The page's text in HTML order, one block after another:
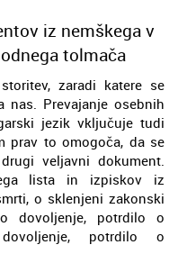
iz nemškega v
tolmača
zaradi katere se
nas. Prevajanje osebnih
jezik vključuje tudi
prav to omogoča, da se
veljavni dokument.
lista in izpiskov iz
o sklenjeni zakonski
dovoljenje, potrdilo o
potrdilo o